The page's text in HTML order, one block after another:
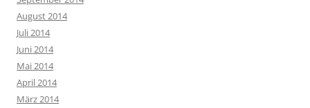
August 2014
Juli 2014
Juni 2014
Mai 2014
April 2014
März 2014